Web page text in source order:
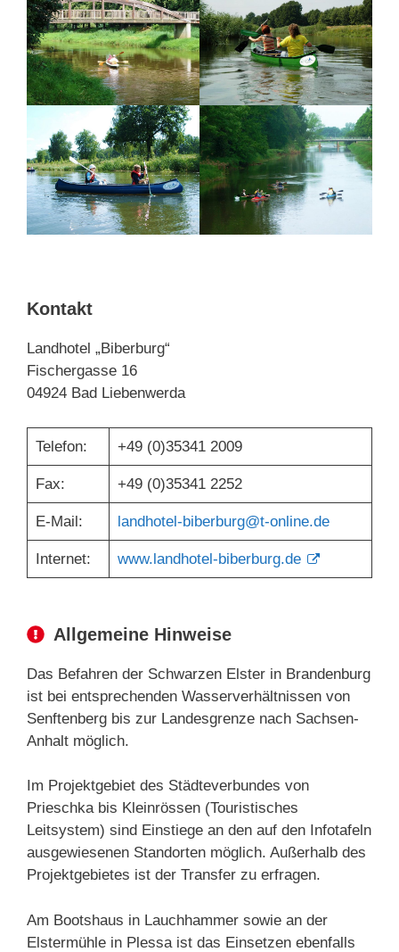
Kontakt
Landhotel „Biberburg“
Fischergasse 16
04924 Bad Liebenwerda
Telefon: +49 (0)35341 2009
Fax: +49 (0)35341 2252
E-Mail: landhotel-biberburg@t-online.de
Internet: www.landhotel-biberburg.de
Allgemeine Hinweise
Das Befahren der Schwarzen Elster in Brandenburg
ist bei entsprechenden Wasserverhältnissen von
Senftenberg bis zur Landesgrenze nach Sachsen-
Anhalt möglich.
Im Projektgebiet des Städteverbundes von
Prieschka bis Kleinrössen (Touristisches
Leitsystem) sind Einstiege an den auf den Infotafeln
ausgewiesenen Standorten möglich. Außerhalb des
Projektgebietes ist der Transfer zu erfragen.
Am Bootshaus in Lauchhammer sowie an der
Elstermühle in Plessa ist das Einsetzen ebenfalls